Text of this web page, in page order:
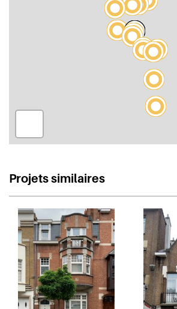
Projets similaires